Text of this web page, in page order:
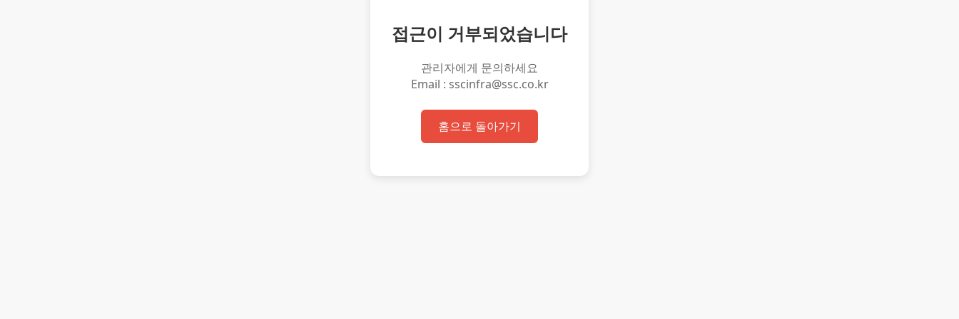
접근이 거부되었습니다
관리자에게 문의하세요
Email : sscinfra@ssc.co.kr
홈으로 돌아가기